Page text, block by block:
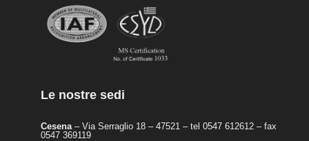
Le nostre sedi
Cesena– Via Serraglio 18 – 47521 – tel 0547 612612 – fax
0547 369119